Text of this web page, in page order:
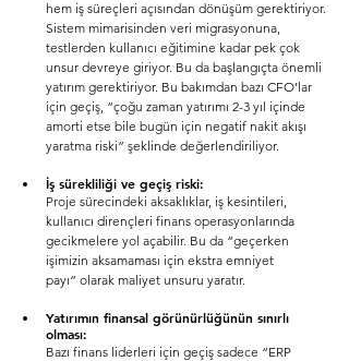
hem iş süreçleri açısından dönüşüm gerektiriyor.
Sistem mimarisinden veri migrasyonuna,
testlerden kullanıcı eğitimine kadar pek çok
unsur devreye giriyor. Bu da başlangıçta önemli
yatırım gerektiriyor. Bu bakımdan bazı CFO’lar
için geçiş, “çoğu zaman yatırımı 2-3 yıl içinde
amorti etse bile bugün için negatif nakit akışı
yaratma riski” şeklinde değerlendiriliyor.
İş sürekliliği ve geçiş riski:
Proje sürecindeki aksaklıklar, iş kesintileri,
kullanıcı dirençleri finans operasyonlarında
gecikmelere yol açabilir. Bu da “geçerken
işimizin aksamaması için ekstra emniyet
payı” olarak maliyet unsuru yaratır.
Yatırımın finansal görünürlüğünün sınırlı
olması:
Bazı finans liderleri için geçiş sadece “ERP